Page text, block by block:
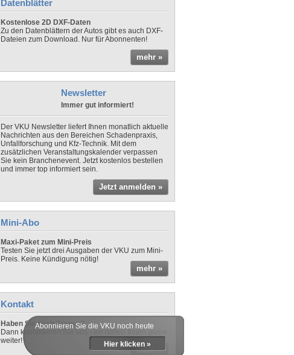
Datenblätter
Kostenlose 2D DXF-Daten
Zu den Datenblättern der Autos gibt es auch DXF-
Dateien zum Download. Nur für Abonnenten!
mehr »
Newsletter
Immer gut informiert!
Der VKU Newsletter liefert Ihnen monatlich aktuelle
Nachrichten aus den Bereichen Schadenpraxis,
Unfallforschung und Kfz-Technik. Mit dem
zusätzlichen Veranstaltungskalender verpassen
Sie kein Branchenevent. Jetzt kostenlos bestellen
und immer top informiert sein.
Jetzt anmelden »
Mini-Abo
Maxi-Paket zum Mini-Preis
Testen Sie jetzt drei Ausgaben der VKU zum Mini-
Preis. Keine Kündigung nötig!
mehr »
Kontakt
Haben Sie noch Fragen?
Dann kontaktieren Sie uns - wir helfen Ihnen gerne
weiter!
mehr »
Abonnieren Sie die VKU noch heute
Hier klicken »